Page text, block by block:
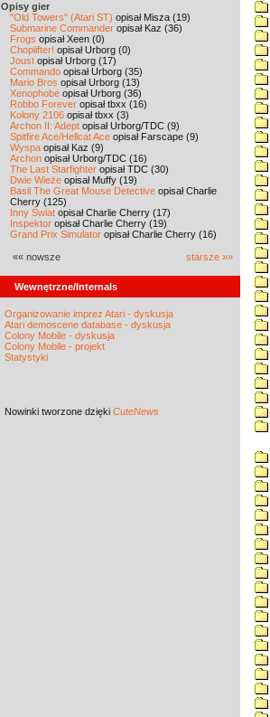
Opisy gier
"Old Towers" (Atari ST) opisał Misza (19)
Submarine Commander opisał Kaz (36)
Frogs opisał Xeen (0)
Choplifter! opisał Urborg (0)
Joust opisał Urborg (17)
Commando opisał Urborg (35)
Mario Bros opisał Urborg (13)
Xenophobe opisał Urborg (36)
Robbo Forever opisał tbxx (16)
Kolony 2106 opisał tbxx (3)
Archon II: Adept opisał Urborg/TDC (9)
Spitfire Ace/Hellcat Ace opisał Farscape (9)
Wyspa opisał Kaz (9)
Archon opisał Urborg/TDC (16)
The Last Starfighter opisał TDC (30)
Dwie Wieże opisał Muffy (19)
Basil The Great Mouse Detective opisał Charlie
Cherry (125)
Inny Świat opisał Charlie Cherry (17)
Inspektor opisał Charlie Cherry (19)
Grand Prix Simulator opisał Charlie Cherry (16)
«« nowsze starsze »»
Wewnętrzne/Internals
Organizowanie imprez Atari - dyskusja
Atari demoscene database - dyskusja
Colony Mobile - dyskusja
Colony Mobile - projekt
Statystyki
Nowinki tworzone dzięki CuteNews